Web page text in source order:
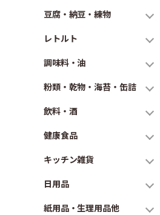
豆腐・納豆・練物
レトルト
調味料・油
粉類・乾物・海苔・缶詰
飲料・酒
健康食品
キッチン雑貨
日用品
紙用品・生理用品他